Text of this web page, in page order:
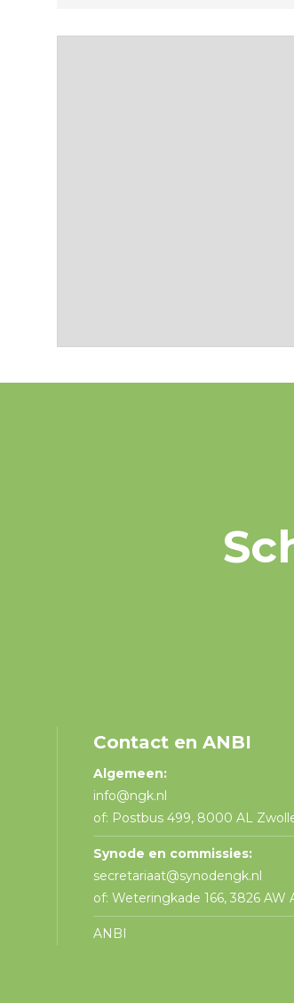
Contact en ANBI
Algemeen:
info@ngk.nl
of: Postbus 499, 8000 AL
Synode en commissies:
secretariaat@synodengk.nl
of: Weteringkade 166, 3826 AW
ANBI